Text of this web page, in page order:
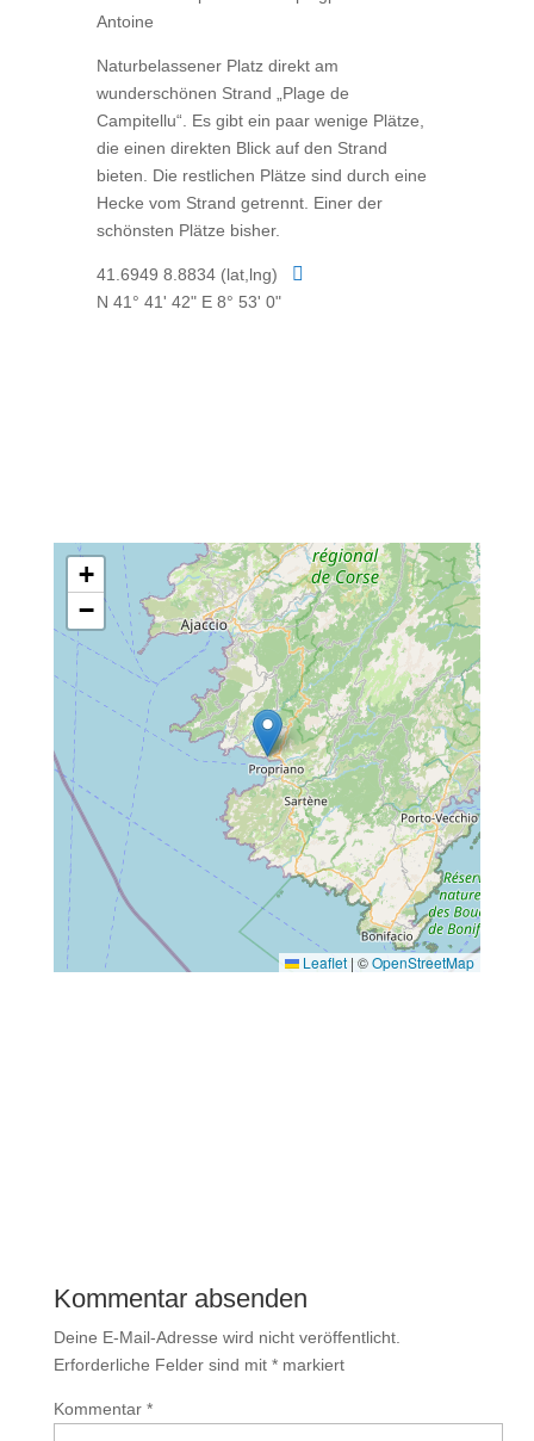
Antoine
Naturbelassener Platz direkt am
wunderschönen Strand „Plage de
Campitellu“. Es gibt ein paar wenige Plätze,
die einen direkten Blick auf den Strand
bieten. Die restlichen Plätze sind durch eine
Hecke vom Strand getrennt. Einer der
schönsten Plätze bisher.
41.6949 8.8834 (lat,lng) 
N 41° 41' 42" E 8° 53' 0"
+
−
Leaflet | ©OpenStreetMap
Kommentar absenden
Deine E-Mail-Adresse wird nicht veröffentlicht.
Erforderliche Felder sind mit *markiert
Kommentar *